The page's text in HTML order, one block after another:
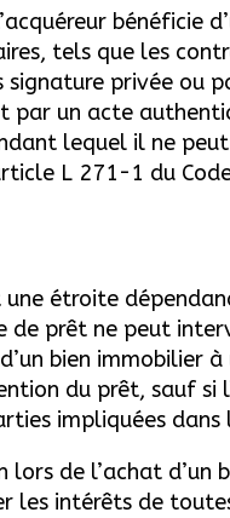
bénéficie
tels que les
privée ou
par un acte
lequel il ne
L 271-1 du
étroite
prêt ne peut
bien immobilier
du prêt, sauf si
impliquées
de l’achat d’un
les intérêts de